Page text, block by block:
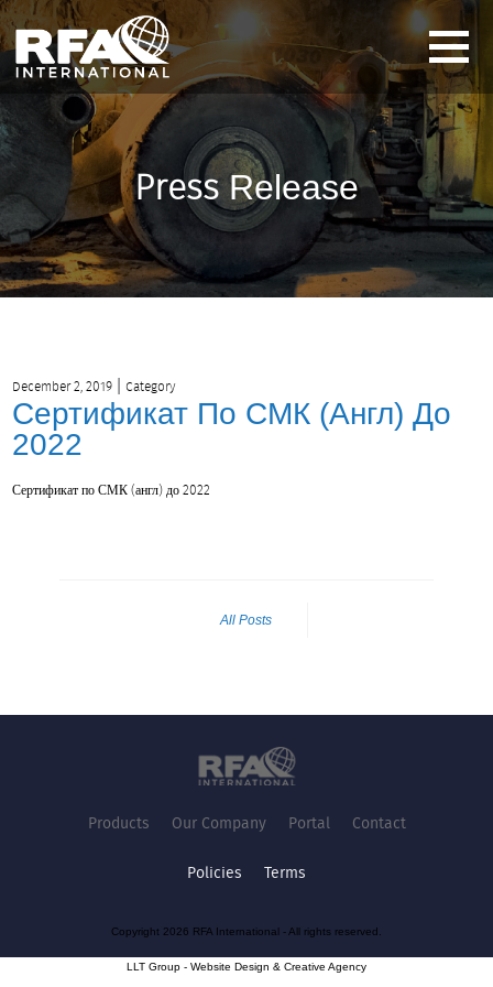
PressRelease
December 2, 2019 Category
Сертификат По СМК (англ) До
2022
Сертификат по СМК (англ) до 2022
All Posts
Products Our Company Portal Contact
Policies Terms
Copyright 2026 RFA International - All rights reserved.
LLT Group - Website Design & Creative Agency